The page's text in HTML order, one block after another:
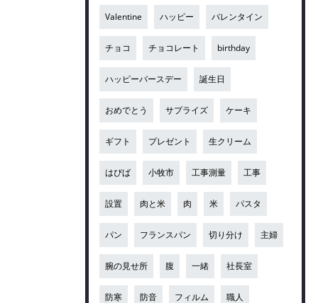
Valentine ハッピー バレンタイン
チョコ チョコレート birthday
ハッピーバースデー 誕生日
おめでとう サプライズ ケーキ
ギフト プレゼント 生クリーム
はぴば 小牧市 工事測量 工事
設置 肉と米 肉 米 パスタ
パン フランスパン 切り分け 主婦
腕の見せ所 腹 一緒 社長室
防寒 防音 フィルム 職人